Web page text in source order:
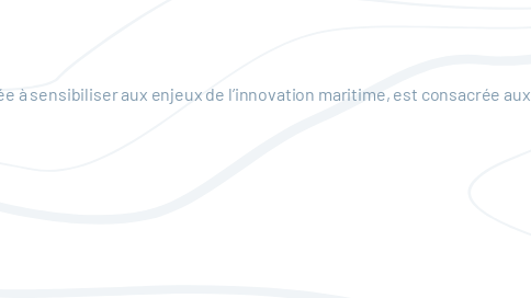
sensibiliser aux enjeux de l’innovation maritime, est consacrée aux